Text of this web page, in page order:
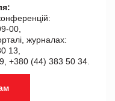
00,
журналах:
13,
+380 (44) 383 50 34.